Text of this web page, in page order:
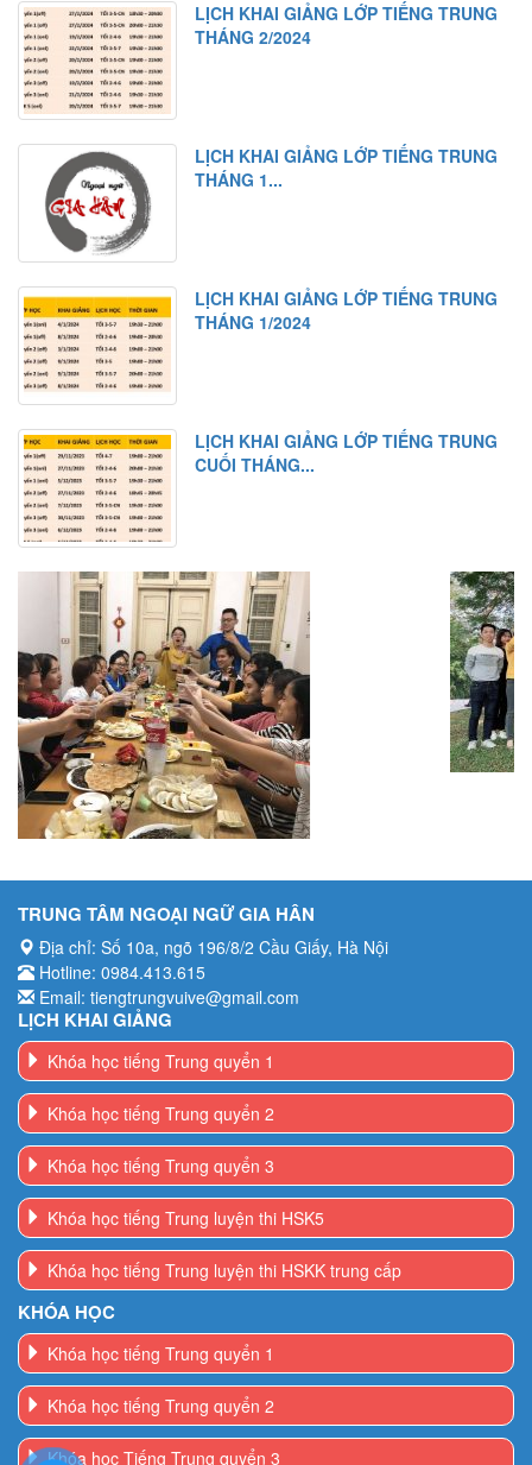
LỊCH KHAI GIẢNG LỚP TIẾNG TRUNG
THÁNG 2/2024
LỊCH KHAI GIẢNG LỚP TIẾNG TRUNG
THÁNG 1...
LỊCH KHAI GIẢNG LỚP TIẾNG TRUNG
THÁNG 1/2024
LỊCH KHAI GIẢNG LỚP TIẾNG TRUNG
CUỐI THÁNG...
TRUNG TÂM NGOẠI NGỮ GIA HÂN
Địa chỉ: Số 10a, ngõ 196/8/2 Cầu Giấy, Hà Nội
Hotline: 0984.413.615
Email: tiengtrungvuive@gmail.com
LỊCH KHAI GIẢNG
Khóa học tiếng Trung quyển 1
Khóa học tiếng Trung quyển 2
Khóa học tiếng Trung quyển 3
Khóa học tiếng Trung luyện thi HSK5
Khóa học tiếng Trung luyện thi HSKK trung cấp
KHÓA HỌC
Khóa học tiếng Trung quyển 1
Khóa học tiếng Trung quyển 2
Khóa học Tiếng Trung quyển 3
Khóa học tiếng Trung luyện thi HSK5